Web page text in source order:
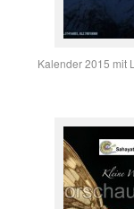
Kalender 2015 mit